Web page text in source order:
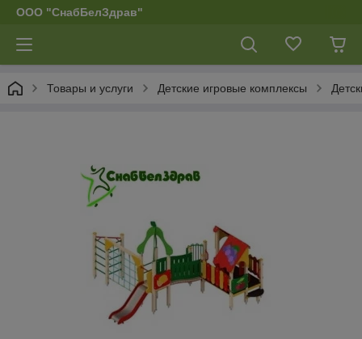
ООО "СнабБелЗдрав"
Товары и услуги Детские игровые комплексы